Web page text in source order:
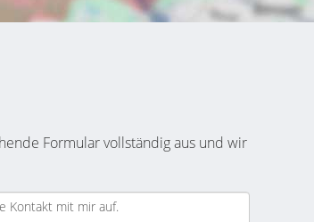
Formular vollständig aus und wir